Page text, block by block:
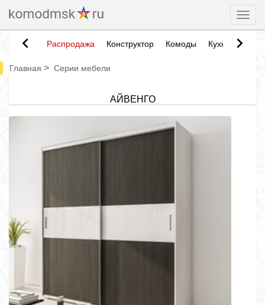
Распродажа Конструктор Комоды Кухни
Главная > Серии мебели
АЙВЕНГО